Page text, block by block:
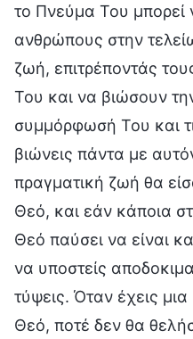
το Πνεύμα Του μπορεί
ανθρώπους στην
ζωή, επιτρέποντάς
Του και να βιώσουν
συμμόρφωσή Του και
βιώνεις πάντα με
πραγματική ζωή θα
Θεό, και εάν κάποια
Θεό παύσει να είναι
να υποστείς
τύψεις. Όταν έχεις
Θεό, ποτέ δεν θα